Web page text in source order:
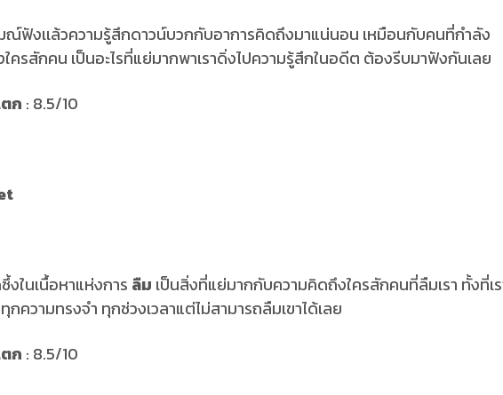
ณ์ฟังเเล้วความรู้สึกดาวน์บวกกับอาการคิดถึงมาแน่นอน เหมือนกับคนที่กำลัง
ครสักคน เป็นอะไรที่แย่มากพาเราดิ่งไปความรู้สึกในอดีต ต้องรีบมาฟังกันเลย
ก : 8.5/10
งในเนื้อหาแห่งการ ลืม เป็นสิ่งที่แย่มากกับความคิดถึงใครสักคนที่ลืมเรา ทั้งที่เร
กความทรงจำ ทุกช่วงเวลาแต่ไม่สามารถลืมเขาได้เลย
ก : 8.5/10